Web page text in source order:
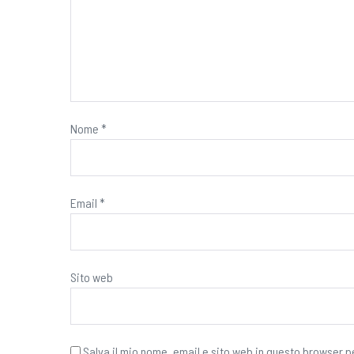
Nome *
Email *
Sito web